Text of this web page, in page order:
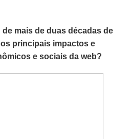
de mais de duas décadas de
principais impactos e
e sociais da web?